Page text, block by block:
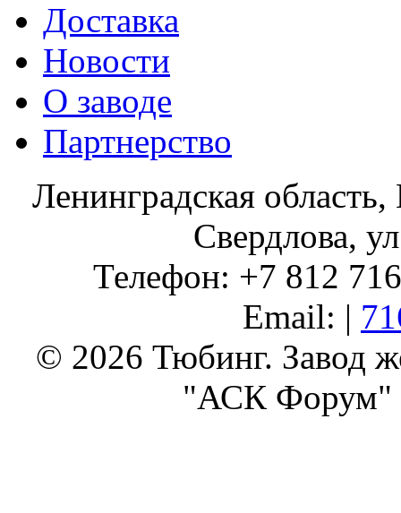
Доставка
Новости
О заводе
Партнерство
Ленинградская
Свердлова,
Телефон: +7 812
Email: |
© 2026 Тюбинг. Завод
"АСК Форум"